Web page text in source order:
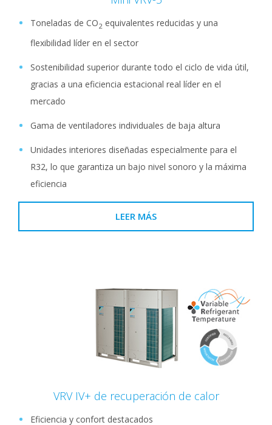
Toneladas de CO2 equivalentes reducidas y una
flexibilidad líder en el sector
Sostenibilidad superior durante todo el ciclo de vida útil,
gracias a una eficiencia estacional real líder en el
mercado
Gama de ventiladores individuales de baja altura
Unidades interiores diseñadas especialmente para el
R32, lo que garantiza un bajo nivel sonoro y la máxima
eficiencia
LEER MÁS
VRV IV+ de recuperación de calor
Eficiencia y confort destacados